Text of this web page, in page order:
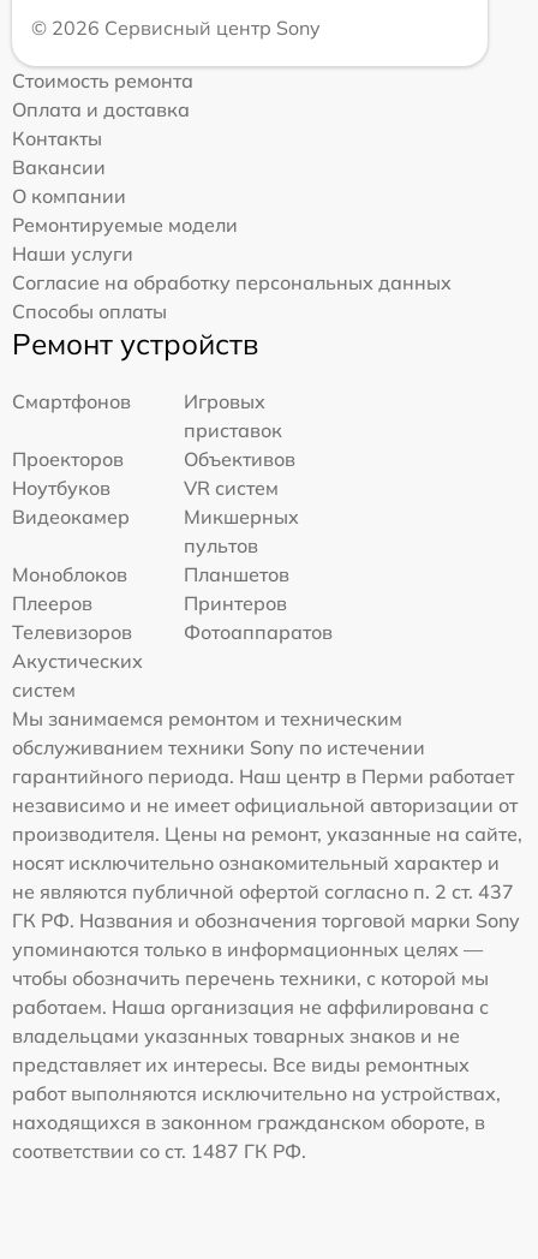
© 2026 Сервисный центр Sony
Стоимость ремонта
Оплата и доставка
Контакты
Вакансии
О компании
Ремонтируемые модели
Наши услуги
Согласие на обработку персональных данных
Способы оплаты
Ремонт устройств
Смартфонов
Игровых
приставок
Проекторов
Объективов
Ноутбуков
VR систем
Видеокамер
Микшерных
пультов
Моноблоков
Планшетов
Плееров
Принтеров
Телевизоров
Фотоаппаратов
Акустических
систем
Мы занимаемся ремонтом и техническим
обслуживанием техники Sony по истечении
гарантийного периода. Наш центр в Перми работает
независимо и не имеет официальной авторизации от
производителя. Цены на ремонт, указанные на сайте,
носят исключительно ознакомительный характер и
не являются публичной офертой согласно п. 2 ст. 437
ГК РФ. Названия и обозначения торговой марки Sony
упоминаются только в информационных целях —
чтобы обозначить перечень техники, с которой мы
работаем. Наша организация не аффилирована с
владельцами указанных товарных знаков и не
представляет их интересы. Все виды ремонтных
работ выполняются исключительно на устройствах,
находящихся в законном гражданском обороте, в
соответствии со ст. 1487 ГК РФ.